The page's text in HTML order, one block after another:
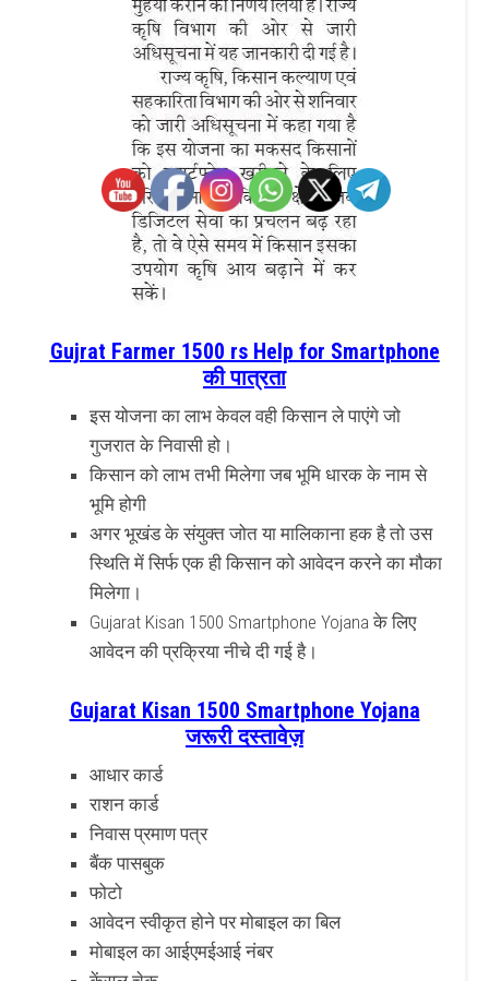
Gujrat Farmer 1500 rs Help for Smartphone
की पात्रता
इस योजना का लाभ केवल वही किसान ले पाएंगे जो
गुजरात के निवासी हो।
किसान को लाभ तभी मिलेगा जब भूमि धारक के नाम से
भूमि होगी
अगर भूखंड के संयुक्त जोत या मालिकाना हक है तो उस
स्थिति में सिर्फ एक ही किसान को आवेदन करने का मौका
मिलेगा।
Gujarat Kisan 1500 Smartphone Yojana के लिए
आवेदन की प्रक्रिया नीचे दी गई है।
Gujarat Kisan 1500 Smartphone Yojana
जरूरी दस्तावेज़
आधार कार्ड
राशन कार्ड
निवास प्रमाण पत्र
बैंक पासबुक
फोटो
आवेदन स्वीकृत होने पर मोबाइल का बिल
मोबाइल का आईएमईआई नंबर